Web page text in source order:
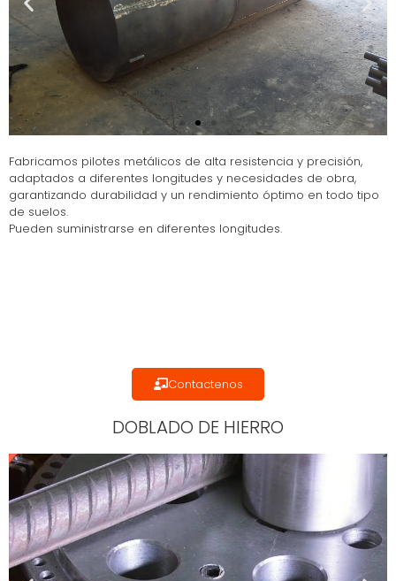
Fabricamos pilotes metálicos de alta resistencia y precisión,
adaptados a diferentes longitudes y necesidades de obra,
garantizando durabilidad y un rendimiento óptimo en todo tipo
de suelos.
Pueden suministrarse en diferentes longitudes.
Contactenos
DOBLADO DE HIERRO